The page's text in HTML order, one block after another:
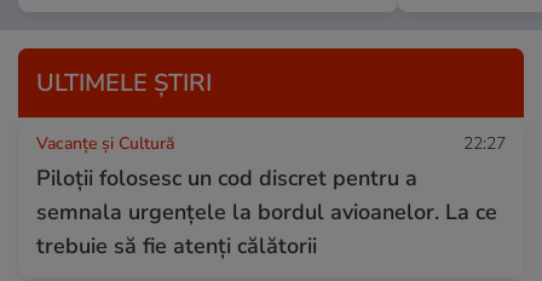
ULTIMELE ȘTIRI
Vacanțe și Cultură 22:27
Piloții folosesc un cod discret pentru a
semnala urgențele la bordul avioanelor. La ce
trebuie să fie atenți călătorii